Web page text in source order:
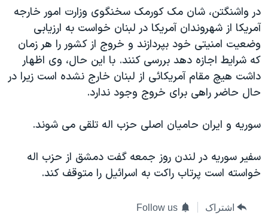
قانون شفافیت دارائی کادر رهبری ایران
اعتراضات مردمی آبان ۹۸
اسرائیل در جنگ
نرگس محمدی برنده جایزه نوبل صلح
صفحه‌های ویژه
سفر پرزیدنت ترامپ به چین
در واشنگتن، شان مک کورمک سخنگوی وزارت امور خارجه
آمريکا از شهروندان آمريکا در لبنان خواست به ارزيابی
وضعيت امنيتی خود بپردازند و خروج از کشور را هر زمان
که شرايط اجازه دهد بررسی کنند. با اين حال، وی اظهار
داشت هيچ مقام آمريکائی از لبنان خارج نشده است زيرا در
حال حاضر راهی برای خروج وجود ندارد.
سوريه و ايران حاميان اصلی حزب اله تلقی می شوند.
سفير سوريه در لندن روز جمعه گفت دمشق از حزب اله
خواسته است پرتاب راکت به اسرائيل را متوقف کند.
اشتراک Follow us